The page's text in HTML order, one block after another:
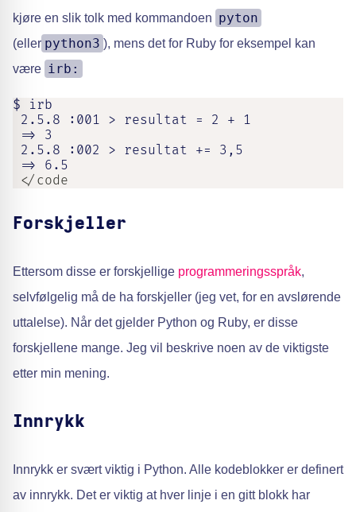
kjøre en slik tolk med kommandoen pyton
(eller python3 ), mens det for Ruby for eksempel kan
være irb:
$ irb
2.5.8 :001 > resultat = 2 + 1
=> 3
2.5.8 :002 > resultat += 3,5
=> 6.5
</code
Forskjeller
Ettersom disse er forskjellige programmeringsspråk,
selvfølgelig må de ha forskjeller (jeg vet, for en avslørende
uttalelse). Når det gjelder Python og Ruby, er disse
forskjellene mange. Jeg vil beskrive noen av de viktigste
etter min mening.
Innrykk
Innrykk er svært viktig i Python. Alle kodeblokker er definert
av innrykk. Det er viktig at hver linje i en gitt blokk har